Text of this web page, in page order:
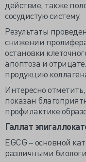
действие, также
сосудистую систему.
Результаты
снижении
остановки
апоптоза и
продукцию
Интересно
показан
профилактике
Галлат
EGCG – основной
различными